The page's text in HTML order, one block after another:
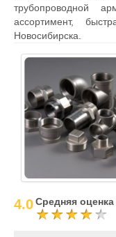
трубопроводной
ассортимент,
Новосибирска.
4.0Средняя оценка